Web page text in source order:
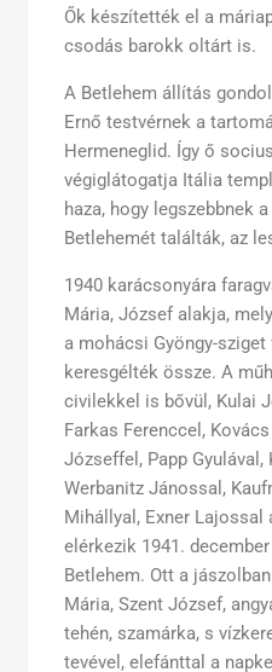
Ők készítették el a
csodás barokk oltárt is.
A Betlehem állítás
Ernő testvérnek a
Hermeneglid. Így ő
végiglátogatja Itália
haza, hogy legszebbnek
Betlehemét találták, az
1940 karácsonyára
Mária, József alakja,
a mohácsi Gyöngy-
keresgélték össze. A
civilekkel is bővül, Kulai
Farkas Ferenccel,
Józseffel, Papp Gyulával,
Werbanitz Jánossal,
Mihállyal, Exner
elérkezik 1941.
Betlehem. Ott a
Mária, Szent József,
tehén, szamárka, s
tevével, elefánttal a